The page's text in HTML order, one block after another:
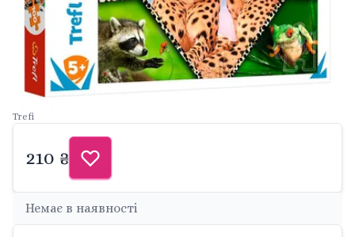
Trefi
210 ₴
Немає в наявності